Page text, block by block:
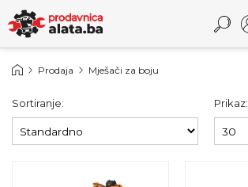
Prodaja Mješači za boju
Sortiranje: Prikaz: